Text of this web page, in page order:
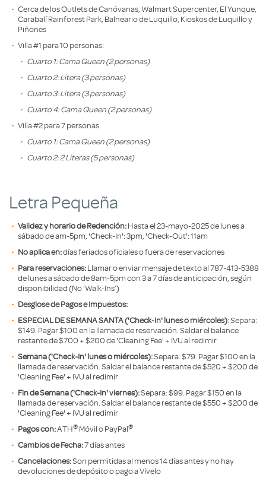
Cerca de los Outlets de Canóvanas, Walmart Supercenter, El Yunque,
Carabalí Rainforest Park, Balneario de Luquillo, Kioskos de Luquillo y
Piñones
Villa #1 para 10 personas:
Cuarto 1: Cama Queen (2 personas)
Cuarto 2: Litera (3 personas)
Cuarto 3: Litera (3 personas)
Cuarto 4: Cama Queen (2 personas)
Villa #2 para 7 personas:
Cuarto 1: Cama Queen (2 personas)
Cuarto 2: 2 Literas (5 personas)
Letra Pequeña
Validez y horario de Redención:Hasta el 23-mayo-2025 de lunes a
sábado de am-5pm, 'Check-In': 3pm, 'Check-Out': 11am
No aplica en:días feriados oficiales o fuera de reservaciones
Para reservaciones:Llamar o enviar mensaje de texto al 787-413-5388
de lunes a sábado de 8am-5pm con 3 a 7 días de anticipación, según
disponibilidad (No ‘Walk-Ins’)
Desglose de Pagos e Impuestos:
ESPECIAL DE SEMANA SANTA ('Check-In' lunes o miércoles): Separa:
$149. Pagar $100 en la llamada de reservación. Saldar el balance
restante de $700 + $200 de 'Cleaning Fee' + IVU al redimir
Semana ('Check-In' lunes o miércoles):Separa: $79. Pagar $100 en la
llamada de reservación. Saldar el balance restante de $520 + $200 de
'Cleaning Fee' + IVU al redimir
Fin de Semana ('Check-In' viernes):Separa: $99. Pagar $150 en la
llamada de reservación. Saldar el balance restante de $550 + $200 de
'Cleaning Fee' + IVU al redimir
Pagos con:ATH® Móvil o PayPal®
Cambios de Fecha:7 días antes
Cancelaciones:Son permitidas al menos 14 días antes y no hay
devoluciones de depósito o pago a Vívelo